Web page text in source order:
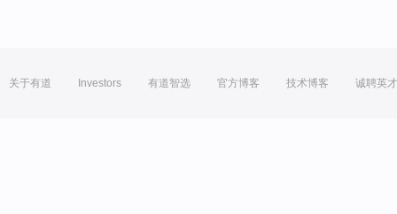
关于有道 Investors 有道智选 官方博客 技术博客 诚聘英才